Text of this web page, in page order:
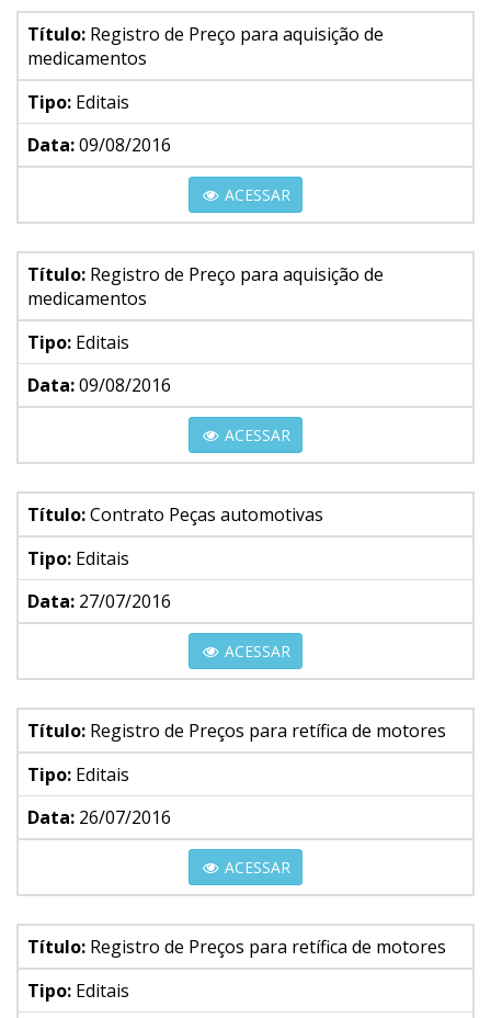
Título: Registro de Preço para aquisição de
medicamentos
Tipo: Editais
Data:09/08/2016
ACESSAR
Título: Registro de Preço para aquisição de
medicamentos
Tipo: Editais
Data:09/08/2016
ACESSAR
Título:Contrato Peças automotivas
Tipo: Editais
Data: 27/07/2016
ACESSAR
Título: Registro de Preços para retífica de motores
Tipo: Editais
Data: 26/07/2016
ACESSAR
Título: Registro de Preços para retífica de motores
Tipo: Editais